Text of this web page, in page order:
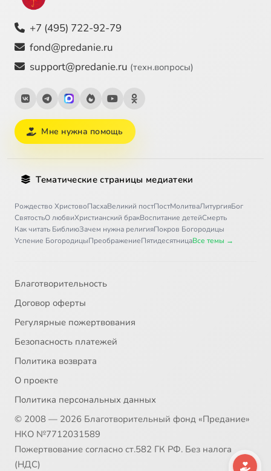
+7 (495) 722-92-79
fond@predanie.ru
support@predanie.ru (техн.вопросы)
Мне нужна помощь
Тематические страницы медиатеки
Рождество ХристовоПасхаВеликий постПостМолитваЛитургияБог
СвятостьО любвиХристианский бракВоспитание детейСмерть
Как читать БиблиюЗачем нужна религияПокров Богородицы
Успение БогородицыПреображениеПятидесятницаВсе темы →
Благотворительность
Договор оферты
Регулярные пожертвования
Безопасность платежей
Политика возврата
О проекте
Политика персональных данных
© 2008 — 2026 Благотворительный фонд «Предание»
НКО №7712031589
Пожертвование согласно ст.582 ГК РФ. Без налога
(НДС)